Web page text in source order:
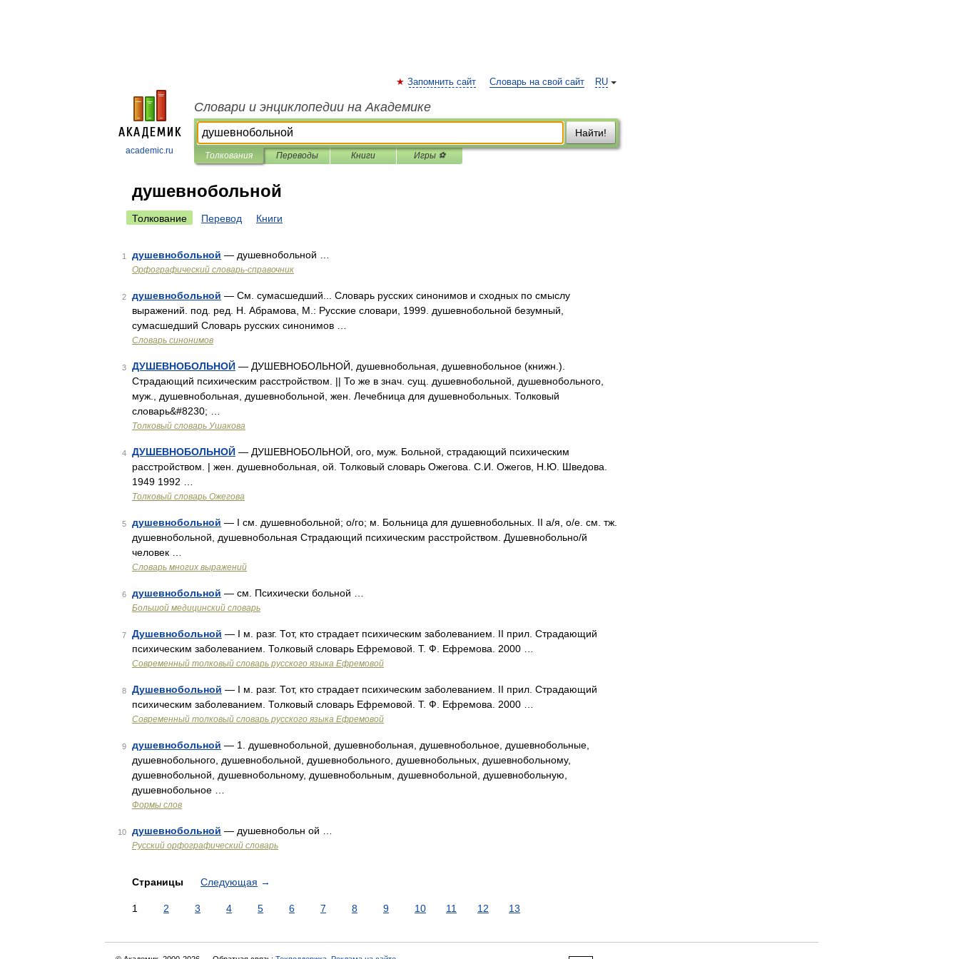
academic.ru
RU
Запомнить сайт Словарь на свой сайт
Словари и энциклопедии на Академике
Найти!
Толкования Переводы Книги Игры ⚽
душевнобольной
Толкование Перевод Книги
1 душевнобольной — душевнобольной …
Орфографический словарь-справочник
2 душевнобольной — См. сумасшедший... Словарь русских синонимов и сходных по смыслу
выражений. под. ред. Н. Абрамова, М.: Русские словари, 1999. душевнобольной безумный,
сумасшедший Словарь русских синонимов …
Словарь синонимов
3 ДУШЕВНОБОЛЬНОЙ — ДУШЕВНОБОЛЬНОЙ, душевнобольная, душевнобольное (книжн.).
Страдающий психическим расстройством. || То же в знач. сущ. душевнобольной, душевнобольного,
муж., душевнобольная, душевнобольной, жен. Лечебница для душевнобольных. Толковый
словарь&#8230; …
Толковый словарь Ушакова
4 ДУШЕВНОБОЛЬНОЙ — ДУШЕВНОБОЛЬНОЙ, ого, муж. Больной, страдающий психическим
расстройством. | жен. душевнобольная, ой. Толковый словарь Ожегова. С.И. Ожегов, Н.Ю. Шведова.
1949 1992 …
Толковый словарь Ожегова
5 душевнобольной — I см. душевнобольной; о/го; м. Больница для душевнобольных. II а/я, о/е. см. тж.
душевнобольной, душевнобольная Страдающий психическим расстройством. Душевнобольно/й
человек …
Словарь многих выражений
6 душевнобольной — см. Психически больной …
Большой медицинский словарь
7 Душевнобольной — I м. разг. Тот, кто страдает психическим заболеванием. II прил. Страдающий
психическим заболеванием. Толковый словарь Ефремовой. Т. Ф. Ефремова. 2000 …
Современный толковый словарь русского языка Ефремовой
8 Душевнобольной — I м. разг. Тот, кто страдает психическим заболеванием. II прил. Страдающий
психическим заболеванием. Толковый словарь Ефремовой. Т. Ф. Ефремова. 2000 …
Современный толковый словарь русского языка Ефремовой
9 душевнобольной — 1. душевнобольной, душевнобольная, душевнобольное, душевнобольные,
душевнобольного, душевнобольной, душевнобольного, душевнобольных, душевнобольному,
душевнобольной, душевнобольному, душевнобольным, душевнобольной, душевнобольную,
душевнобольное …
Формы слов
10 душевнобольной — душевнобольн ой …
Русский орфографический словарь
Страницы Следующая →
1 2 3 4 5 6 7 8 9 10 11 12 13